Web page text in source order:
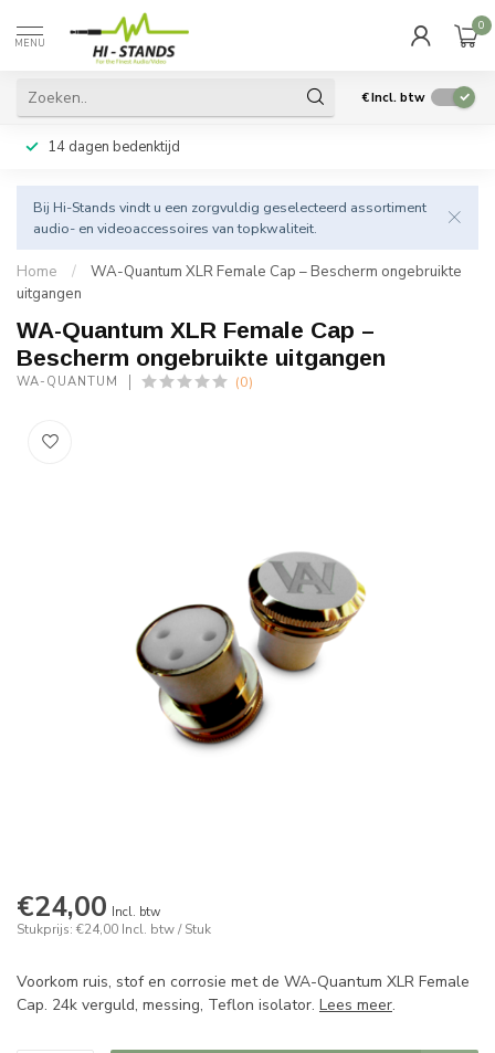
MENU
0
€Incl. btw
14 dagen bedenktijd
Bij Hi-Stands vindt u een zorgvuldig geselecteerd assortiment
audio- en videoaccessoires van topkwaliteit.
Home /
WA-Quantum XLR Female Cap – Bescherm ongebruikte
uitgangen
WA-Quantum XLR Female Cap –
Bescherm ongebruikte uitgangen
WA-QUANTUM (0)
€24,00 Incl. btw
Stukprijs: €24,00 Incl. btw/ Stuk
Voorkom ruis, stof en corrosie met de WA-Quantum XLR Female
Cap. 24k verguld, messing, Teflon isolator. Lees meer.